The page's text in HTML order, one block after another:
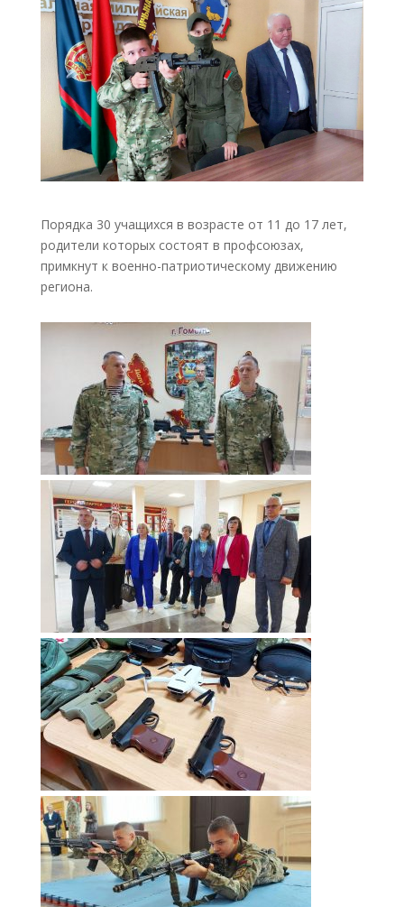
Порядка 30 учащихся в возрасте от 11 до 17 лет,
родители которых состоят в профсоюзах,
примкнут к военно-патриотическому движению
региона.